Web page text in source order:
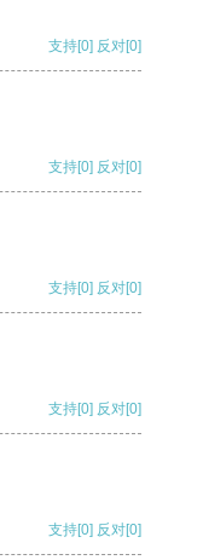
支持[0] 反对[0]
支持[0] 反对[0]
支持[0] 反对[0]
支持[0] 反对[0]
支持[0] 反对[0]